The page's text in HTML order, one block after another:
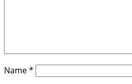
Name*